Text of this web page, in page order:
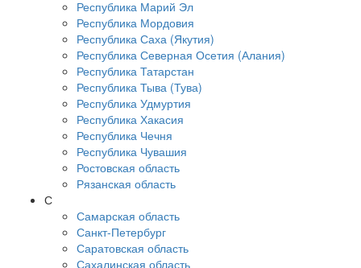
Республика Марий Эл
Республика Мордовия
Республика Саха (Якутия)
Республика Северная Осетия (Алания)
Республика Татарстан
Республика Тыва (Тува)
Республика Удмуртия
Республика Хакасия
Республика Чечня
Республика Чувашия
Ростовская область
Рязанская область
С
Самарская область
Санкт-Петербург
Саратовская область
Сахалинская область